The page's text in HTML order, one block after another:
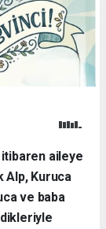
itibaren aileye
Kuruca
ve baba